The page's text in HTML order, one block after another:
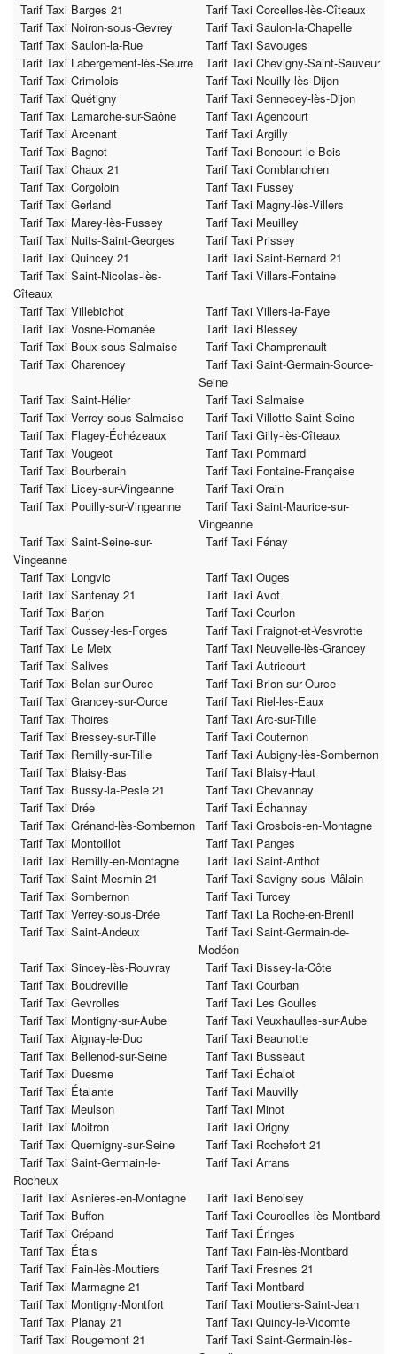
Tarif Taxi Barges 21
Tarif Taxi Corcelles-lès-Cîteaux
Tarif Taxi Noiron-sous-Gevrey
Tarif Taxi Saulon-la-Chapelle
Tarif Taxi Saulon-la-Rue
Tarif Taxi Savouges
Tarif Taxi Labergement-lès-Seurre
Tarif Taxi Chevigny-Saint-Sauveur
Tarif Taxi Crimolois
Tarif Taxi Neuilly-lès-Dijon
Tarif Taxi Quétigny
Tarif Taxi Sennecey-lès-Dijon
Tarif Taxi Lamarche-sur-Saône
Tarif Taxi Agencourt
Tarif Taxi Arcenant
Tarif Taxi Argilly
Tarif Taxi Bagnot
Tarif Taxi Boncourt-le-Bois
Tarif Taxi Chaux 21
Tarif Taxi Comblanchien
Tarif Taxi Corgoloin
Tarif Taxi Fussey
Tarif Taxi Gerland
Tarif Taxi Magny-lès-Villers
Tarif Taxi Marey-lès-Fussey
Tarif Taxi Meuilley
Tarif Taxi Nuits-Saint-Georges
Tarif Taxi Prissey
Tarif Taxi Quincey 21
Tarif Taxi Saint-Bernard 21
Tarif Taxi Saint-Nicolas-lès-
Cîteaux
Tarif Taxi Villars-Fontaine
Tarif Taxi Villebichot
Tarif Taxi Villers-la-Faye
Tarif Taxi Vosne-Romanée
Tarif Taxi Blessey
Tarif Taxi Boux-sous-Salmaise
Tarif Taxi Champrenault
Tarif Taxi Charencey
Tarif Taxi Saint-Germain-Source-
Seine
Tarif Taxi Saint-Hélier
Tarif Taxi Salmaise
Tarif Taxi Verrey-sous-Salmaise
Tarif Taxi Villotte-Saint-Seine
Tarif Taxi Flagey-Échézeaux
Tarif Taxi Gilly-lès-Cîteaux
Tarif Taxi Vougeot
Tarif Taxi Pommard
Tarif Taxi Bourberain
Tarif Taxi Fontaine-Française
Tarif Taxi Licey-sur-Vingeanne
Tarif Taxi Orain
Tarif Taxi Pouilly-sur-Vingeanne
Tarif Taxi Saint-Maurice-sur-
Vingeanne
Tarif Taxi Saint-Seine-sur-
Vingeanne
Tarif Taxi Fénay
Tarif Taxi Longvic
Tarif Taxi Ouges
Tarif Taxi Santenay 21
Tarif Taxi Avot
Tarif Taxi Barjon
Tarif Taxi Courlon
Tarif Taxi Cussey-les-Forges
Tarif Taxi Fraignot-et-Vesvrotte
Tarif Taxi Le Meix
Tarif Taxi Neuvelle-lès-Grancey
Tarif Taxi Salives
Tarif Taxi Autricourt
Tarif Taxi Belan-sur-Ource
Tarif Taxi Brion-sur-Ource
Tarif Taxi Grancey-sur-Ource
Tarif Taxi Riel-les-Eaux
Tarif Taxi Thoires
Tarif Taxi Arc-sur-Tille
Tarif Taxi Bressey-sur-Tille
Tarif Taxi Couternon
Tarif Taxi Remilly-sur-Tille
Tarif Taxi Aubigny-lès-Sombernon
Tarif Taxi Blaisy-Bas
Tarif Taxi Blaisy-Haut
Tarif Taxi Bussy-la-Pesle 21
Tarif Taxi Chevannay
Tarif Taxi Drée
Tarif Taxi Échannay
Tarif Taxi Grénand-lès-Sombernon
Tarif Taxi Grosbois-en-Montagne
Tarif Taxi Montoillot
Tarif Taxi Panges
Tarif Taxi Remilly-en-Montagne
Tarif Taxi Saint-Anthot
Tarif Taxi Saint-Mesmin 21
Tarif Taxi Savigny-sous-Mâlain
Tarif Taxi Sombernon
Tarif Taxi Turcey
Tarif Taxi Verrey-sous-Drée
Tarif Taxi La Roche-en-Brenil
Tarif Taxi Saint-Andeux
Tarif Taxi Saint-Germain-de-
Modéon
Tarif Taxi Sincey-lès-Rouvray
Tarif Taxi Bissey-la-Côte
Tarif Taxi Boudreville
Tarif Taxi Courban
Tarif Taxi Gevrolles
Tarif Taxi Les Goulles
Tarif Taxi Montigny-sur-Aube
Tarif Taxi Veuxhaulles-sur-Aube
Tarif Taxi Aignay-le-Duc
Tarif Taxi Beaunotte
Tarif Taxi Bellenod-sur-Seine
Tarif Taxi Busseaut
Tarif Taxi Duesme
Tarif Taxi Échalot
Tarif Taxi Étalante
Tarif Taxi Mauvilly
Tarif Taxi Meulson
Tarif Taxi Minot
Tarif Taxi Moitron
Tarif Taxi Origny
Tarif Taxi Quemigny-sur-Seine
Tarif Taxi Rochefort 21
Tarif Taxi Saint-Germain-le-
Rocheux
Tarif Taxi Arrans
Tarif Taxi Asnières-en-Montagne
Tarif Taxi Benoisey
Tarif Taxi Buffon
Tarif Taxi Courcelles-lès-Montbard
Tarif Taxi Crépand
Tarif Taxi Éringes
Tarif Taxi Étais
Tarif Taxi Fain-lès-Montbard
Tarif Taxi Fain-lès-Moutiers
Tarif Taxi Fresnes 21
Tarif Taxi Marmagne 21
Tarif Taxi Montbard
Tarif Taxi Montigny-Montfort
Tarif Taxi Moutiers-Saint-Jean
Tarif Taxi Planay 21
Tarif Taxi Quincy-le-Vicomte
Tarif Taxi Rougemont 21
Tarif Taxi Saint-Germain-lès-